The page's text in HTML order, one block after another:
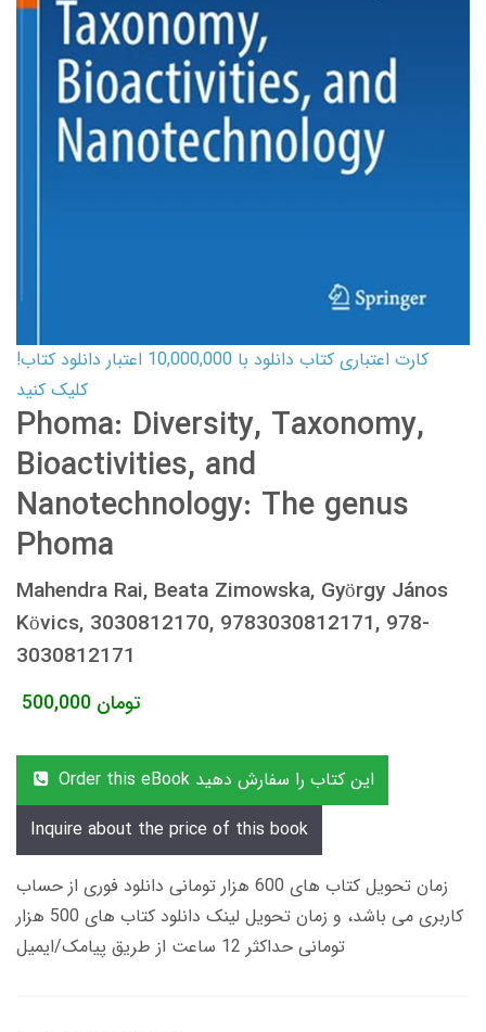
کارت اعتباری کتاب دانلود با 10,000,000 اعتبار دانلود کتاب!
کلیک کنید
Phoma: Diversity, Taxonomy,
Bioactivities, and
Nanotechnology: The genus
Phoma
Mahendra Rai, Beata Zimowska, György János
Kövics, 3030812170, 9783030812171, 978-
3030812171
500,000 تومان
Order this eBook این کتاب را سفارش دهید
Inquire about the price of this book
زمان تحویل کتاب های 600 هزار تومانی دانلود فوری از حساب
کاربری می باشد، و زمان تحویل لینک دانلود کتاب های 500 هزار
تومانی حداکثر 12 ساعت از طریق پیامک/ایمیل